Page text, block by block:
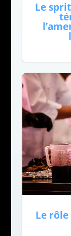
Le
Le rôle